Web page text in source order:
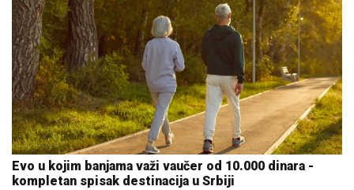
Evo u kojim banjama važi vaučer od 10.000 dinara -
kompletan spisak destinacija u Srbiji